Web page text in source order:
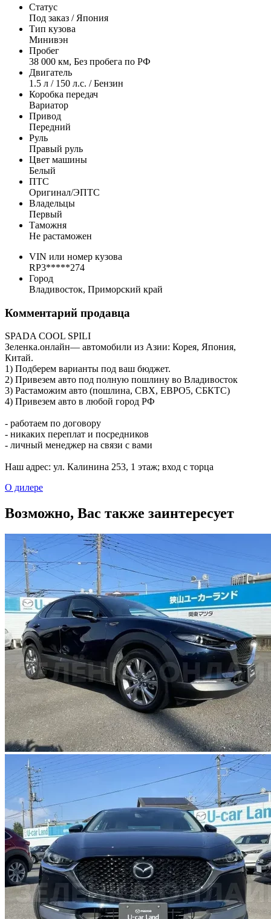
Статус
Под заказ / Япония
Тип кузова
Минивэн
Пробег
38 000 км, Без пробега по РФ
Двигатель
1.5 л / 150 л.с. / Бензин
Коробка передач
Вариатор
Привод
Передний
Руль
Правый руль
Цвет машины
Белый
ПТС
Оригинал/ЭПТС
Владельцы
Первый
Таможня
Не растаможен
VIN или номер кузова
RP3*****274
Город
Владивосток, Приморский край
Комментарий продавца
SPADA COOL SPILI
Зеленка.онлайн— автомобили из Азии: Корея, Япония,
Китай.
1) Подберем варианты под ваш бюджет.
2) Привезем авто под полную пошлину во Владивосток
3) Растаможим авто (пошлина, СВХ, ЕВРО5, CБКТС)
4) Привезем авто в любой город РФ
- работаем по договору
- никаких переплат и посредников
- личный менеджер на связи с вами
Наш адрес: ул. Калинина 253, ​1 этаж; вход с торца
О дилере
Возможно, Вас также заинтересует